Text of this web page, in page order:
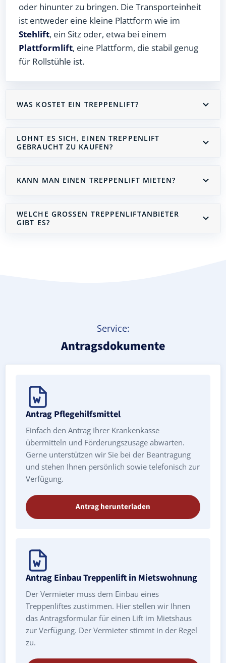
oder hinunter zu bringen. Die Transporteinheit
ist entweder eine kleine Plattform wie im
Stehlift, ein Sitz oder, etwa bei einem
Plattformlift, eine Plattform, die stabil genug
für Rollstühle ist.
WAS KOSTET EIN TREPPENLIFT?
LOHNT ES SICH, EINEN TREPPENLIFT
GEBRAUCHT ZU KAUFEN?
KANN MAN EINEN TREPPENLIFT MIETEN?
WELCHE GROSSEN TREPPENLIFTANBIETER G
IBT ES?
Service:
Antragsdokumente
Antrag Pflegehilfsmittel
Einfach den Antrag Ihrer Krankenkasse
übermitteln und Förderungszusage abwarten.
Gerne unterstützen wir Sie bei der Beantragung
und stehen Ihnen persönlich sowie telefonisch zur
Verfügung.
Antrag herunterladen
Antrag Einbau Treppenlift in Mietswohnung
Der Vermieter muss dem Einbau eines
Treppenliftes zustimmen. Hier stellen wir Ihnen
das Antragsformular für einen Lift im Mietshaus
zur Verfügung. Der Vermieter stimmt in der Regel
zu.